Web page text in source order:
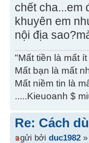
chết cha...em
khuyên em
nội địa
"Mất tiền là mất ít
Mất bạn là mất
Mất niềm tin là
.....Kieuoanh $
Re: Cách
gửi bởi duc1982